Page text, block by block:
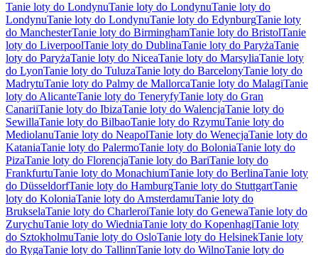
Tanie loty do LondynuTanie loty do LondynuTanie loty do
LondynuTanie loty do LondynuTanie loty do EdynburgTanie loty
do ManchesterTanie loty do BirminghamTanie loty do BristolTanie
loty do LiverpoolTanie loty do DublinaTanie loty do ParyżaTanie
loty do ParyżaTanie loty do NiceaTanie loty do MarsyliaTanie loty
do LyonTanie loty do TuluzaTanie loty do BarcelonyTanie loty do
MadrytuTanie loty do Palmy de MallorcaTanie loty do MalagiTanie
loty do AlicanteTanie loty do TeneryfyTanie loty do Gran
CanariiTanie loty do IbizaTanie loty do WalencjaTanie loty do
SewillaTanie loty do BilbaoTanie loty do RzymuTanie loty do
MediolanuTanie loty do NeapolTanie loty do WenecjaTanie loty do
KataniaTanie loty do PalermoTanie loty do BoloniaTanie loty do
PizaTanie loty do FlorencjaTanie loty do BariTanie loty do
FrankfurtuTanie loty do MonachiumTanie loty do BerlinaTanie loty
do DüsseldorfTanie loty do HamburgTanie loty do StuttgartTanie
loty do KoloniaTanie loty do AmsterdamuTanie loty do
BrukselaTanie loty do CharleroiTanie loty do GenewaTanie loty do
ZurychuTanie loty do WiedniaTanie loty do KopenhagiTanie loty
do SztokholmuTanie loty do OsloTanie loty do HelsinekTanie loty
do RygaTanie loty do TallinnTanie loty do WilnoTanie loty do